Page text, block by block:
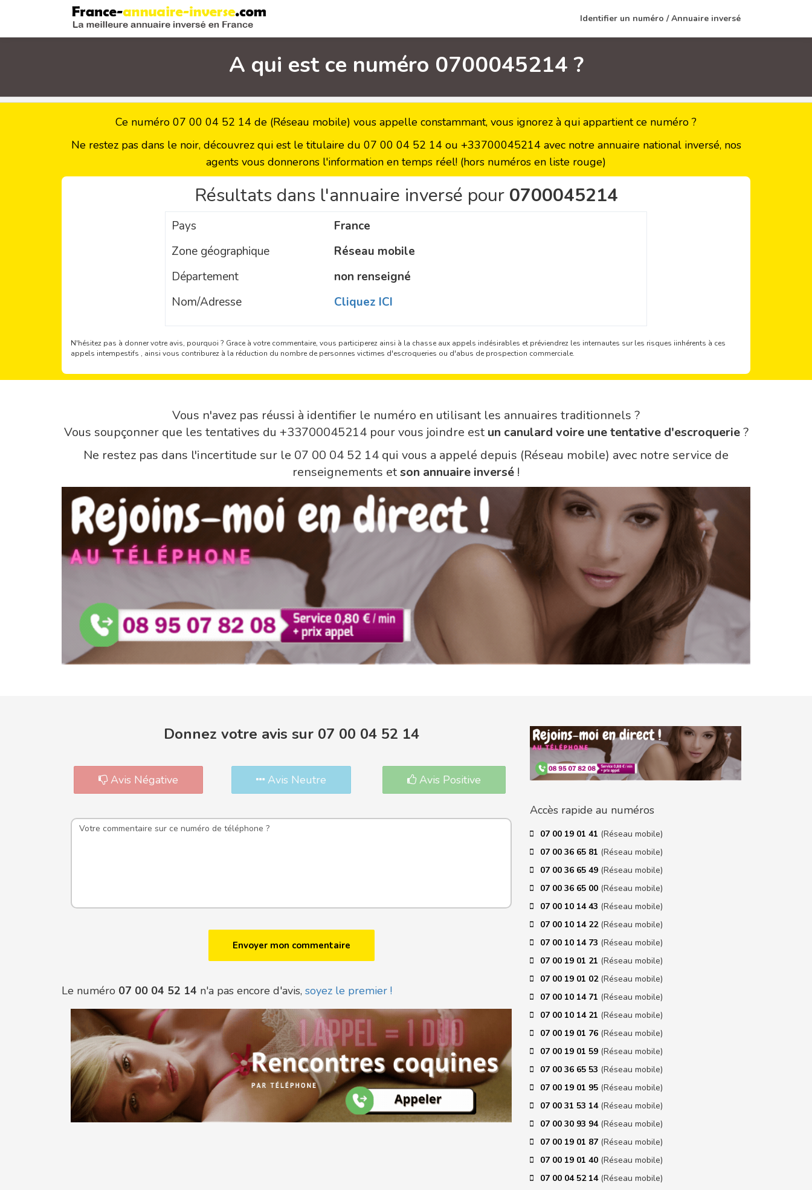
Identifier un numéro / Annuaire inversé
A qui est ce numéro 0700045214 ?
Ce numéro 07 00 04 52 14 de (Réseau mobile) vous appelle constammant, vous ignorez à qui appartient ce numéro ?
Ne restez pas dans le noir, découvrez qui est le titulaire du 07 00 04 52 14 ou +33700045214 avec notre annuaire national inversé, nos
agents vous donnerons l'information en temps réel! (hors numéros en liste rouge)
Résultats dans l'annuaire inversé pour 0700045214
Pays
France
Zone géographique
Réseau mobile
Département
non renseigné
Nom/Adresse
Cliquez ICI
N'hésitez pas à donner votre avis, pourquoi ? Grace à votre commentaire, vous participerez ainsi à la chasse aux appels indésirables et préviendrez les internautes sur les risques iinhérents à ces
appels intempestifs , ainsi vous contriburez à la réduction du nombre de personnes victimes d'escroqueries ou d'abus de prospection commerciale.
Vous n'avez pas réussi à identifier le numéro en utilisant les annuaires traditionnels ?
Vous soupçonner que les tentatives du +33700045214 pour vous joindre est un canulard voire une tentative d'escroquerie?
Ne restez pas dans l'incertitude sur le 07 00 04 52 14 qui vous a appelé depuis (Réseau mobile) avec notre service de
renseignements etson annuaire inversé !
Donnez votre avis sur 07 00 04 52 14
Avis Négative Avis Neutre Avis Positive
Le numéro 07 00 04 52 14 n'a pas encore d'avis, soyez le premier !
Accès rapide au numéros
07 00 19 01 41 (Réseau mobile)
07 00 36 65 81 (Réseau mobile)
07 00 36 65 49 (Réseau mobile)
07 00 36 65 00 (Réseau mobile)
07 00 10 14 43 (Réseau mobile)
07 00 10 14 22 (Réseau mobile)
07 00 10 14 73 (Réseau mobile)
07 00 19 01 21 (Réseau mobile)
07 00 19 01 02 (Réseau mobile)
07 00 10 14 71 (Réseau mobile)
07 00 10 14 21 (Réseau mobile)
07 00 19 01 76 (Réseau mobile)
07 00 19 01 59 (Réseau mobile)
07 00 36 65 53 (Réseau mobile)
07 00 19 01 95 (Réseau mobile)
07 00 31 53 14 (Réseau mobile)
07 00 30 93 94 (Réseau mobile)
07 00 19 01 87 (Réseau mobile)
07 00 19 01 40 (Réseau mobile)
07 00 04 52 14 (Réseau mobile)